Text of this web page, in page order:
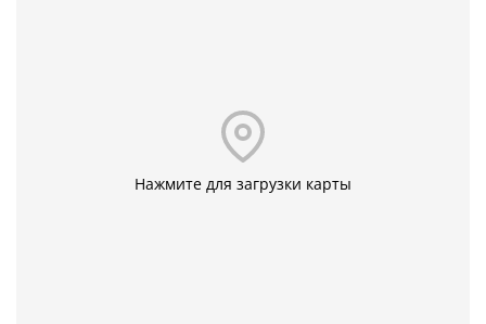
Нажмите для загрузки карты